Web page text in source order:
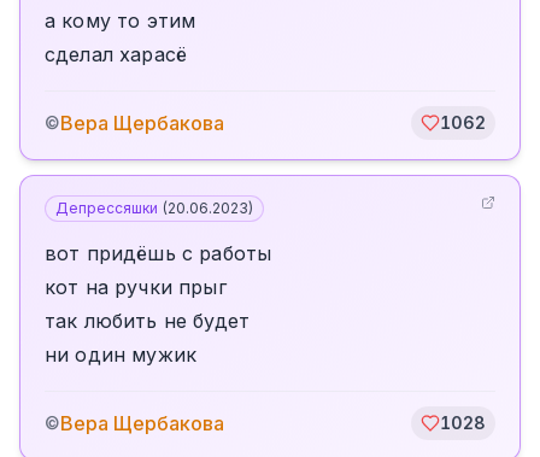
а кому то этим
сделал харасё
©Вера Щербакова 1062
Депрессяшки (20.06.2023)
вот придёшь с работы
кот на ручки прыг
так любить не будет
ни один мужик
©Вера Щербакова 1028